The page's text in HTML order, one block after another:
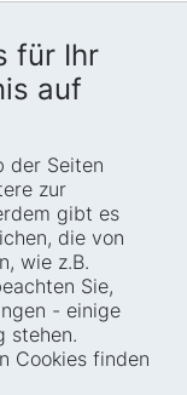
für Ihr
auf
der Seiten
zur
gibt es
die von
wie z.B.
Sie,
- einige
stehen.
Cookies finden